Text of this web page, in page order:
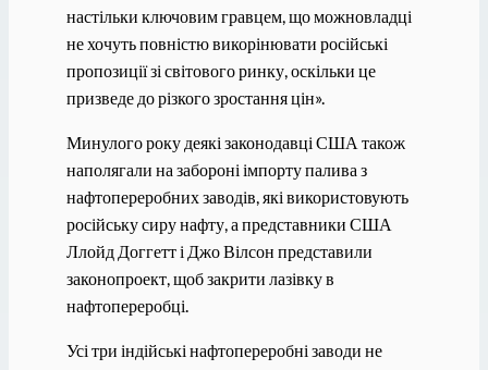
настільки ключовим гравцем, що можновладці
не хочуть повністю викорінювати російські
пропозиції зі світового ринку, оскільки це
призведе до різкого зростання цін».
Минулого року деякі законодавці США також
наполягали на забороні імпорту палива з
нафтопереробних заводів, які використовують
російську сиру нафту, а представники США
Ллойд Доггетт і Джо Вілсон представили
законопроект, щоб закрити лазівку в
нафтопереробці.
Усі три індійські нафтопереробні заводи не